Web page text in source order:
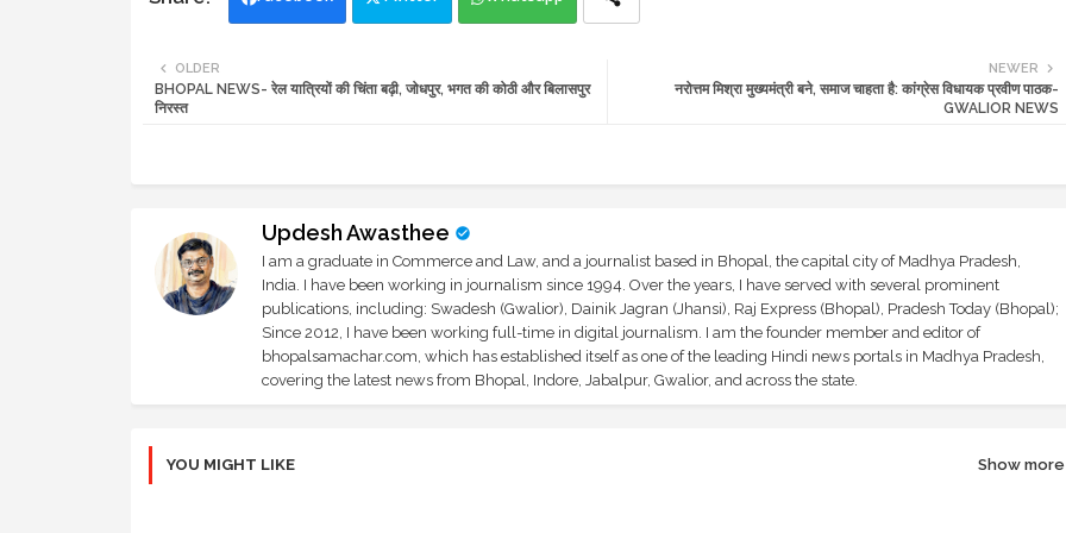
NEWER
नरोत्तम मिश्रा मुख्यमंत्री बने, समाज चाहता है: कांग्रेस विधायक प्रवीण पाठक-
GWALIOR NEWS
OLDER
BHOPAL NEWS- रेल यात्रियों की चिंता बढ़ी, जोधपुर, भगत की कोठी और बिलासपुर
निरस्त
Updesh Awasthee
I am a graduate in Commerce and Law, and a journalist based in Bhopal, the capital city of Madhya Pradesh,
India. I have been working in journalism since 1994. Over the years, I have served with several prominent
publications, including: Swadesh (Gwalior), Dainik Jagran (Jhansi), Raj Express (Bhopal), Pradesh Today (Bhopal);
Since 2012, I have been working full-time in digital journalism. I am the founder member and editor of
bhopalsamachar.com, which has established itself as one of the leading Hindi news portals in Madhya Pradesh,
covering the latest news from Bhopal, Indore, Jabalpur, Gwalior, and across the state.
YOU MIGHT LIKE Show more